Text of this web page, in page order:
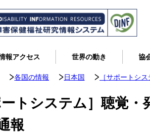
報アクセス 世界の動き 協
各国の情報 日本国 ［サポートシ
ートシステム］聴覚
報